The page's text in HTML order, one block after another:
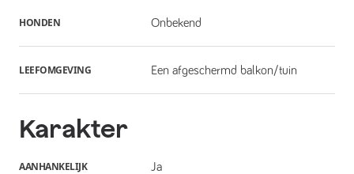
HONDEN Onbekend
LEEFOMGEVING Een afgeschermd balkon/tuin
Karakter
AANHANKELIJK Ja